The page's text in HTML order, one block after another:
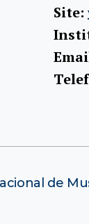
Site:
de